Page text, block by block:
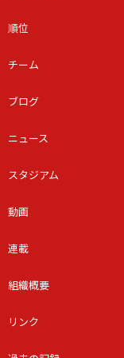
順位
チーム
ブログ
ニュース
スタジアム
動画
連載
組織概要
リンク